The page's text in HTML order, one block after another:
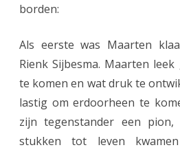
borden:
Als eerste was Maarten
Rienk Sijbesma. Maarten
te komen en wat druk te
lastig om erdoorheen te
zijn tegenstander een pion,
stukken tot leven